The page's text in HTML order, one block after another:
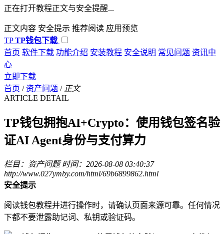
正在打开教程正文与安全提醒...
正文内容 安全提示 推荐阅读 应用预览
TP TP钱包下载
首页 软件下载 功能介绍 安装教程 安全说明 常见问题 资讯中
心
立即下载
首页 / 资产问题 / 正文
ARTICLE DETAIL
TP钱包拥抱AI+Crypto：使用钱包签名验
证AI Agent身份与支付算力
栏目：资产问题 时间：2026-08-08 03:40:37
http://www.027ymby.com/html/69b6899862.html
安全提示
阅读钱包教程并进行操作时，请确认页面来源可靠。任何情况
下都不要泄露助记词、私钥或验证码。